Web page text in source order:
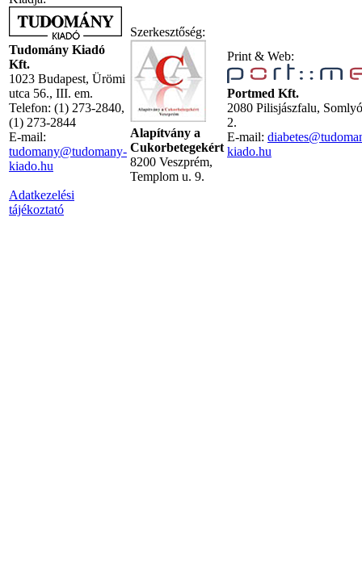
Tudomány Kiadó
Kft.
1023 Budapest, Ürömi
utca 56., III. em.
Telefon: (1) 273-2840,
(1) 273-2844
E-mail:
tudomany@tudomany-
kiado.hu
Adatkezelési
tájékoztató
Szerkesztőség:
Alapítvány a
Cukorbetegekért
8200 Veszprém,
Templom u. 9.
Print & Web:
Portmed Kft.
2080 Pilisjászfalu,
2.
E-mail:
kiado.hu